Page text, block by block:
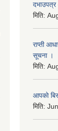
दभाउपत्र
मिति:
राप्ती
सूचना ।
मिति:
आपकाे
मिति: